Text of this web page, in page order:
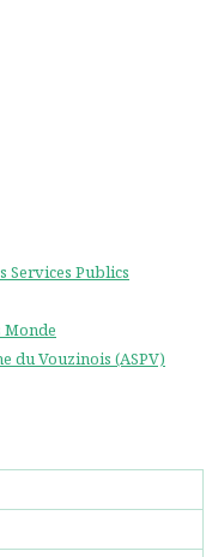
Services Publics
Monde
du Vouzinois (ASPV)